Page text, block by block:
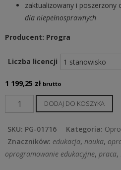
zaktualizowany i poszerzony
dla niepełnosprawnych
Producent: Progra
Liczba licencji
1 199,25 zł brutto
ilość
Indywidualny
Planer
Kariery
3.0
DODAJ DO KOSZYKA
SKU: PG-01716 Kategoria:
Znaczników: edukacja, nauka,
oprogramowanie edukacyjne, praca,